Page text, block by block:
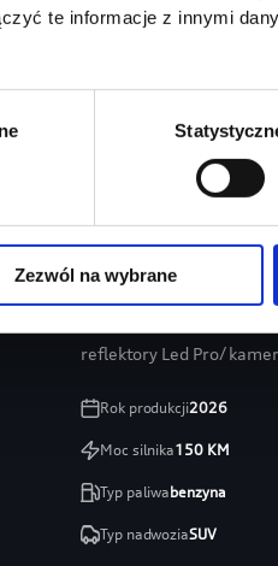
te informacje z innymi
Zezwól na wybrane
Audi Q3
reflektory Led Pro/
Rok produkcji2026
Moc silnika150KM
Typ paliwabenzyna
Typ nadwoziaSUV